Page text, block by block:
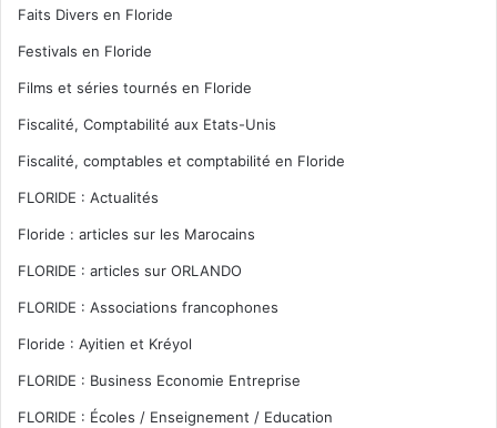
Faits Divers en Floride
Festivals en Floride
Films et séries tournés en Floride
Fiscalité, Comptabilité aux Etats-Unis
Fiscalité, comptables et comptabilité en Floride
FLORIDE : Actualités
Floride : articles sur les Marocains
FLORIDE : articles sur ORLANDO
FLORIDE : Associations francophones
Floride : Ayitien et Kréyol
FLORIDE : Business Economie Entreprise
FLORIDE : Écoles / Enseignement / Education